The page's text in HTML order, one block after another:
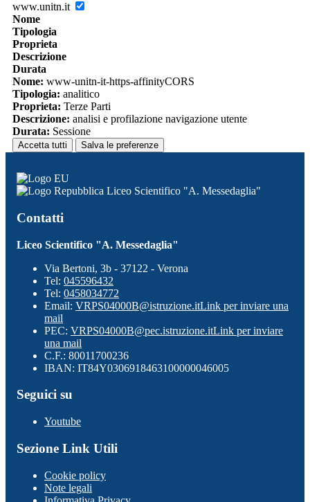
www.unitn.it
Nome
Tipologia
Proprieta
Descrizione
Durata
Nome: www-unitn-it-https-affinityCORS
Tipologia: analitico
Proprieta: Terze Parti
Descrizione: analisi e profilazione navigazione utente
Durata: Sessione
Accetta tutti Salva le preferenze
Liceo Scientifico "A. Messedaglia"
Contatti
Liceo Scientifico "A. Messedaglia"
Via Bertoni, 3b - 37122 - Verona
Tel: 045596432
Tel: 0458034772
Email: VRPS04000B@istruzione.itLink per inviare una
mail
PEC: VRPS04000B@pec.istruzione.itLink per inviare
una mail
C.F.: 80011700236
IBAN: IT84Y0306918463100000046005
Seguici su
Youtube
Sezione Link Utili
Cookie policy
Note legali